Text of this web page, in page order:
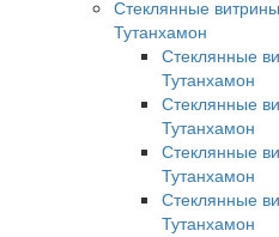
Стеклянные
Тутанхамон
Стеклянные
Тутанхамон
Стеклянные
Тутанхамон
Стеклянные
Тутанхамон
Стеклянные
Тутанхамон